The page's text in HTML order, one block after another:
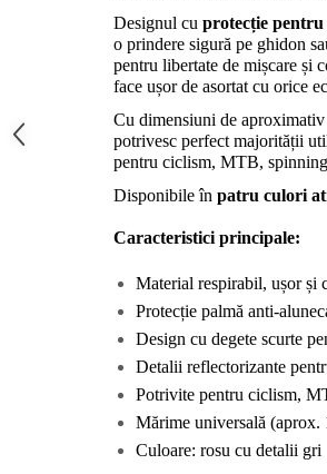
Designul cu protecție pentru
o prindere sigură pe ghidon
pentru libertate de mișcare și
face ușor de asortat cu orice
Cu dimensiuni de aproximativ
potrivesc perfect majorității
pentru ciclism, MTB, spinning
Disponibile în patru culori
Caracteristici principale:
Material respirabil, ușor și
Protecție palmă anti-
Design cu degete scurte
Detalii reflectorizante
Potrivite pentru ciclism,
Mărime universală
Culoare: rosu cu detalii gri